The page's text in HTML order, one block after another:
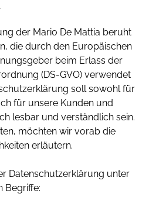
der Mario De Mattia beruht
die durch den Europäischen
beim Erlass der
(DS-GVO) verwendet
soll sowohl für
für unsere Kunden und
lesbar und verständlich sein.
möchten wir vorab die
erläutern.
Datenschutzerklärung unter
Begriffe: